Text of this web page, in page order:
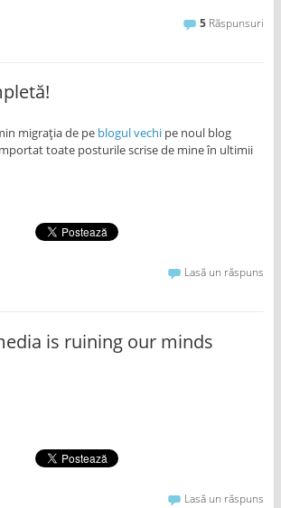
5 Răspunsuri
migraţia de pe blogul vechipe noul blog
toate posturile scrise de mine în ultimii
Lasă un răspuns
is ruining our minds
Lasă un răspuns